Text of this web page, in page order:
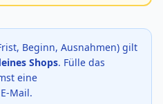
Beginn, Ausnahmen) gilt
Shops. Fülle das
eine
Mail.